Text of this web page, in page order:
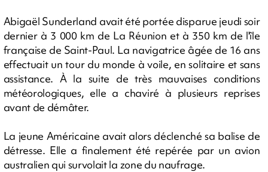
Abigaël Sunderland avait été portée disparue jeudi soir
dernier à 3 000 km de La Réunion et à 350 km de l'île
française de Saint-Paul. La navigatrice âgée de 16 ans
effectuait un tour du monde à voile, en solitaire et sans
assistance. À la suite de très mauvaises conditions
météorologiques, elle a chaviré à plusieurs reprises
avant de démâter.
La jeune Américaine avait alors déclenché sa balise de
détresse. Elle a finalement été repérée par un avion
australien qui survolait la zone du naufrage.